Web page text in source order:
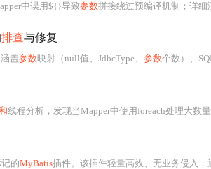
中误用${}导致参数拼接绕过预编译机制；详细演示基于报错注入（XPATH syntax error）的手工验证与sqlmap自动化利用过程；提出紧急修复
排查与修复
盖参数映射（null值、JdbcType、 参数个数）、SQL语
线程分析，发现当Mapper中使用foreach处理大数量级的查询条件时，CPU资源消耗剧增。解决方案是限制
的MyBatis插件。该插件轻量高效、无业务侵入，通过SQL